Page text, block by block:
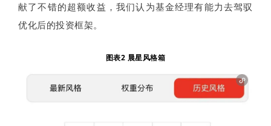
献了不错的超额收益，我们认为基金经理有能力去驾驭
优化后的投资框架。
图表2 晨星风格箱